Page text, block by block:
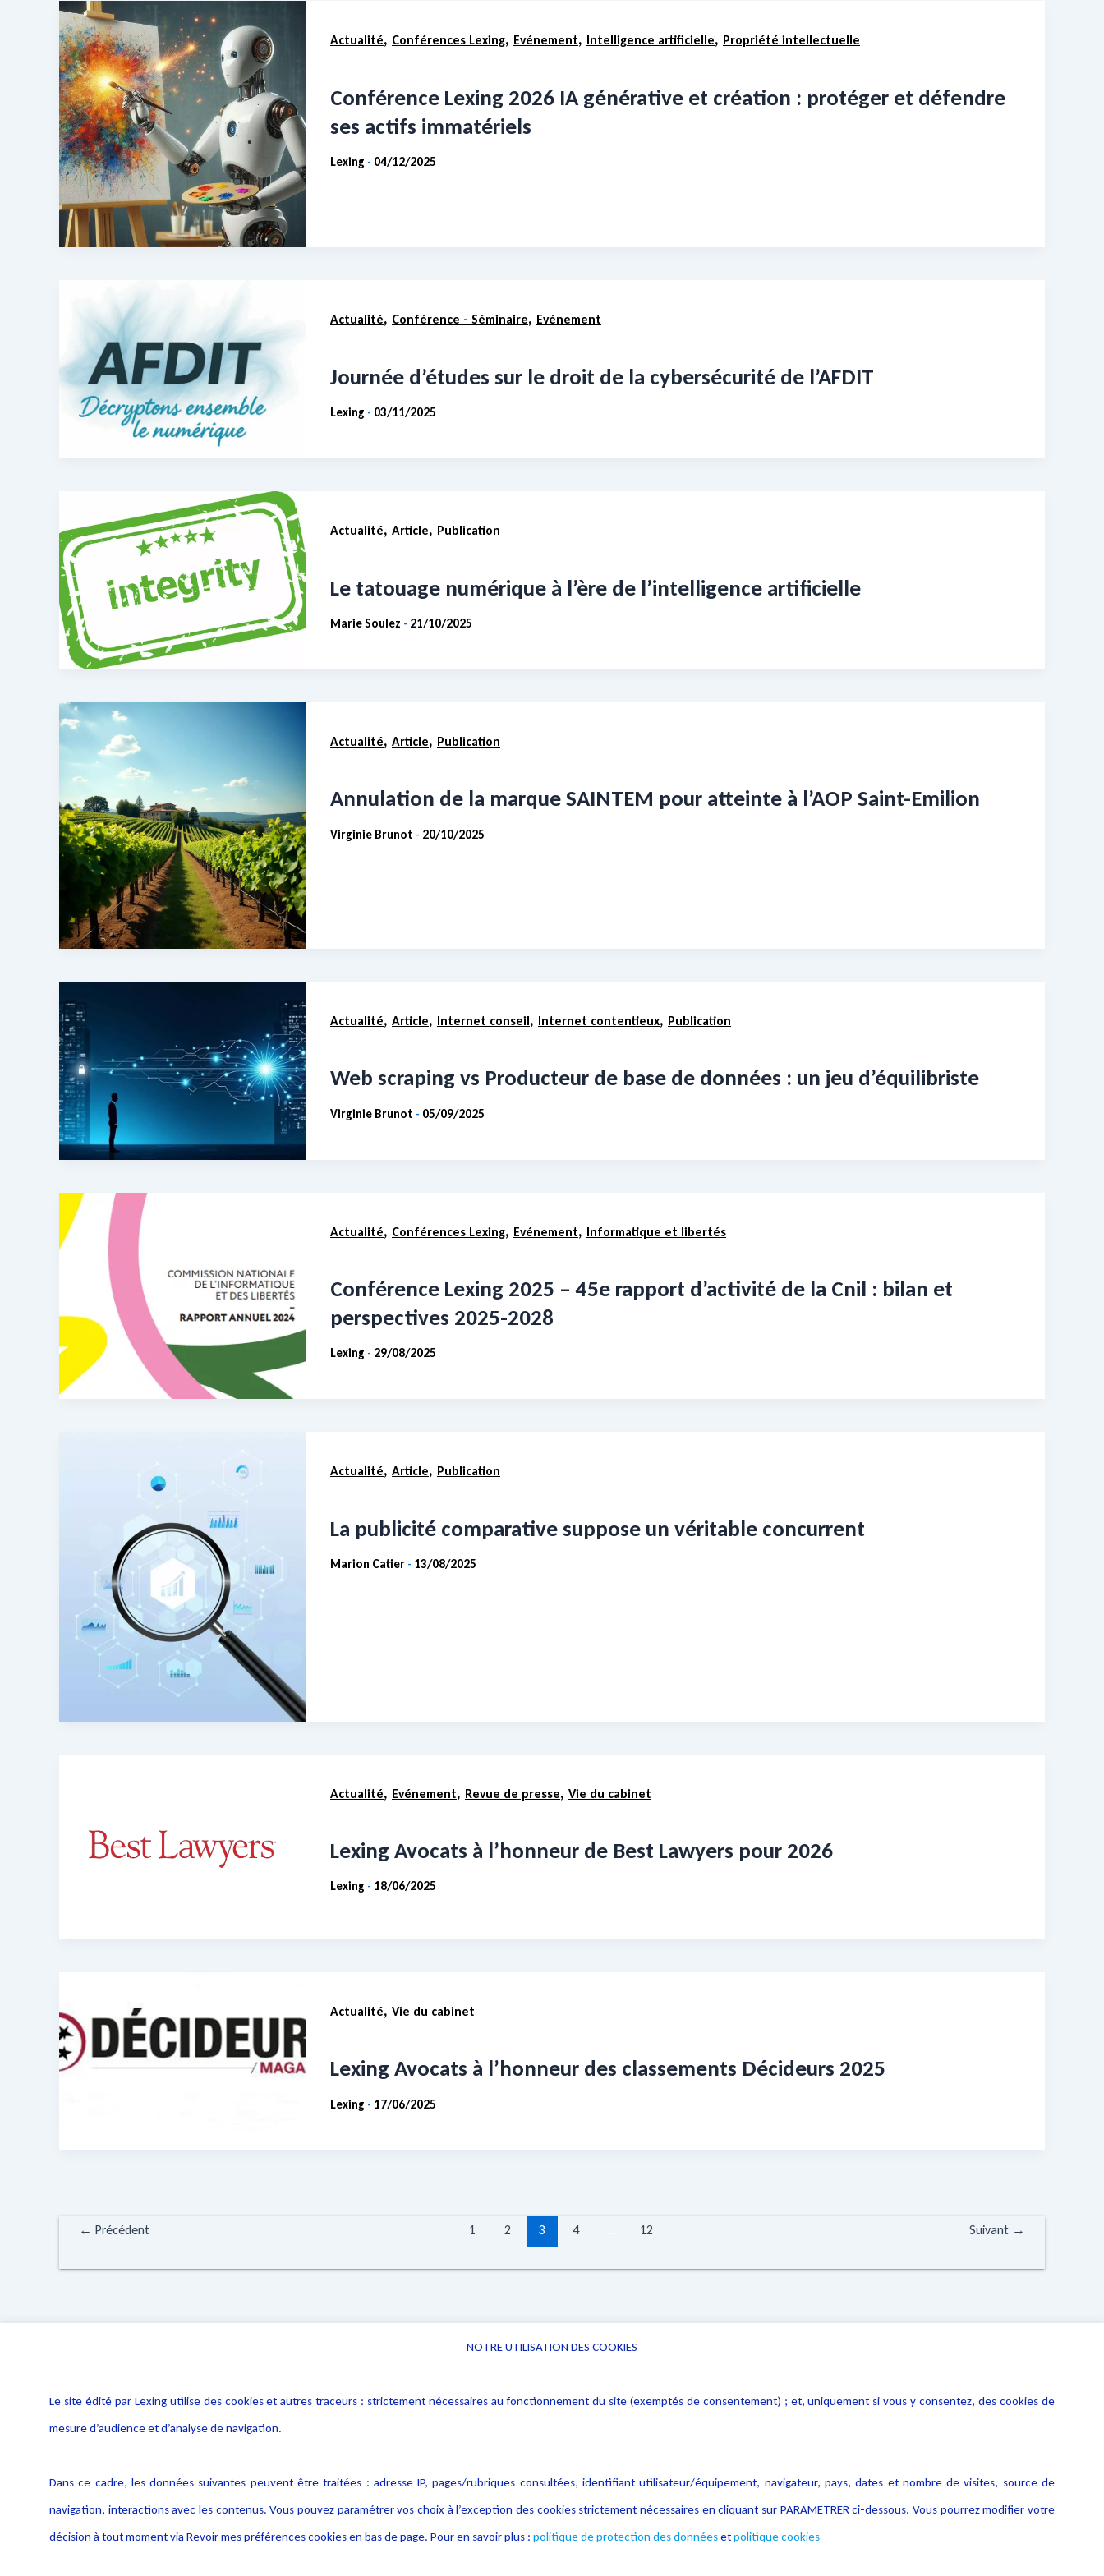
Actualité, Conférences Lexing, Evénement, Intelligence artificielle, Propriété intellectuelle
Conférence Lexing 2026 IA générative et création : protéger et défendre
ses actifs immatériels
Lexing - 04/12/2025
Actualité, Conférence - Séminaire, Evénement
Journée d’études sur le droit de la cybersécurité de l’AFDIT
Lexing - 03/11/2025
Actualité, Article, Publication
Le tatouage numérique à l’ère de l’intelligence artificielle
Marie Soulez - 21/10/2025
Actualité, Article, Publication
Annulation de la marque SAINTEM pour atteinte à l’AOP Saint-Emilion
Virginie Brunot - 20/10/2025
Actualité, Article, Internet conseil, Internet contentieux, Publication
Web scraping vs Producteur de base de données : un jeu d’équilibriste
Virginie Brunot - 05/09/2025
Actualité, Conférences Lexing, Evénement, Informatique et libertés
Conférence Lexing 2025 – 45e rapport d’activité de la Cnil : bilan et
perspectives 2025-2028
Lexing - 29/08/2025
Actualité, Article, Publication
La publicité comparative suppose un véritable concurrent
Marion Catier - 13/08/2025
Actualité, Evénement, Revue de presse, Vie du cabinet
Lexing Avocats à l’honneur de Best Lawyers pour 2026
Lexing - 18/06/2025
Actualité, Vie du cabinet
Lexing Avocats à l’honneur des classements Décideurs 2025
Lexing - 17/06/2025
← Précédent 1 2 3 4 12 Suivant →
Politique de protection des
données
Politique cookies
NOTRE UTILISATION DES COOKIES
Le site édité par Lexing utilise des cookies et autres traceurs : strictement nécessaires au fonctionnement du site (exemptés de consentement) ; et, uniquement si vous y consentez, des cookies de
mesure d’audience et d’analyse de navigation.
Dans ce cadre, les données suivantes peuvent être traitées : adresse IP, pages/rubriques consultées, identifiant utilisateur/équipement, navigateur, pays, dates et nombre de visites, source de
navigation, interactions avec les contenus. Vous pouvez paramétrer vos choix à l’exception des cookies strictement nécessaires en cliquant sur PARAMETRER ci-dessous. Vous pourrez modifier votre
décision à tout moment via Revoir mes préférences cookies en bas de page. Pour en savoir plus : politique de protection des donnéesetpolitique cookies